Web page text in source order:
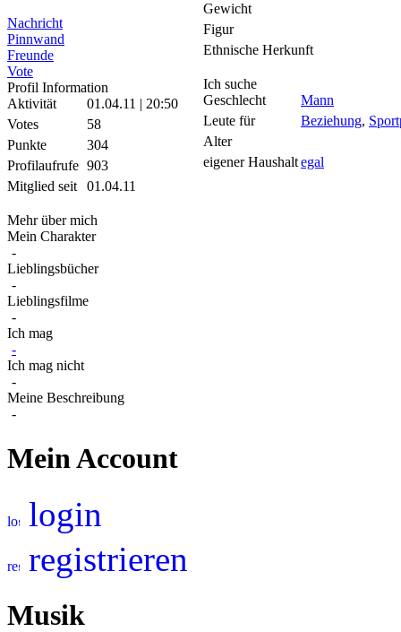
Nachricht
Pinnwand
Freunde
Vote
Profil Information
Aktivität
01.04.11 | 20:50
Votes
58
Punkte
304
Profilaufrufe 903
Mitglied seit
01.04.11
Gewicht
Figur
Ethnische Herkunft
Ich suche
Geschlecht
Mann
Leute für
Beziehung,
Alter
eigener Haushaltegal
Mehr über mich
Mein Charakter
-
Lieblingsbücher
-
Lieblingsfilme
-
Ich mag
-
Ich mag nicht
-
Meine Beschreibung
-
Mein Account
login
registrieren
Musik